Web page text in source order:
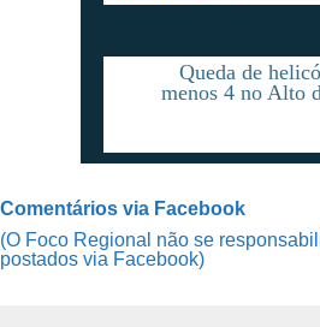
Queda de
menos 4 no Alto
Comentários via Facebook
(O Foco Regional não se
postados via Facebook)